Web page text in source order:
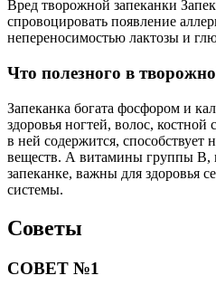
Вред творожной запеканки
спровоцировать появление
непереносимостью лактозы и
Что полезного в
Запеканка богата фосфором и
здоровья ногтей, волос, костной
в ней содержится, способствует
веществ. А витамины группы В,
запеканке, важны для здоровья
системы.
Советы
СОВЕТ №1